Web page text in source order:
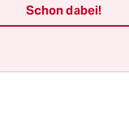
Schon dabei!